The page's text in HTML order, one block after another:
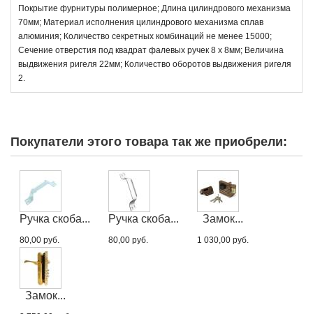
Покрытие фурнитуры полимерное; Длина цилиндрового механизма
70мм; Материал исполнения цилиндрового механизма сплав
алюминия; Количество секретных комбинаций не менее 15000;
Сечение отверстия под квадрат фалевых ручек 8 х 8мм; Величина
выдвижения ригеля 22мм; Количество оборотов выдвижения ригеля
2.
Покупатели этого товара так же приобрели:
Ручка скоба...
80,00 руб.
Ручка скоба...
80,00 руб.
Замок...
1 030,00 руб.
Замок...